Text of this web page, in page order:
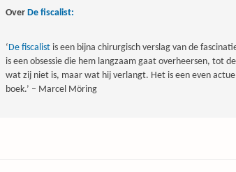
Over De fiscalist:
‘De fiscalist is een bijna chirurgisch verslag van de
is een obsessie die hem langzaam gaat overheersen, tot
wat zij niet is, maar wat hij verlangt. Het is een even
boek.’ – Marcel Möring